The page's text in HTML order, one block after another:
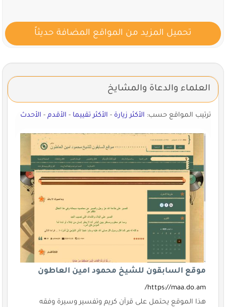
تحميل المزيد من المواقع المضافة حديثاً
العلماء والدعاة والمشايخ
ترتيب المواقع حسب: الأكثر زيارة-الأكثر تقييما-الأقدم-الأحدث
موقع السابقون للشيخ محمود امين العاطون
https://maa.do.am/
هذا الموقع يحتمل على قرآن كريم وتفسير وسيرة وفقه